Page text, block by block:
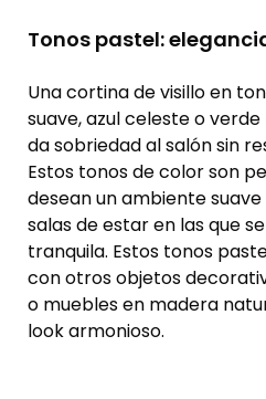
Tonos pastel:
Una cortina de visillo en
suave, azul celeste o
da sobriedad al salón sin
Estos tonos de color son
desean un ambiente
salas de estar en las que
tranquila. Estos tonos
con otros objetos
o muebles en madera
look armonioso.